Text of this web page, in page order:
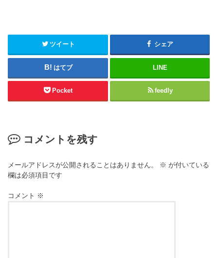
ツイート シェア
はてブ LINE
Pocket feedly
コメントを残す
メールアドレスが公開されることはありません。 ※ が付いている
欄は必須項目です
コメント ※